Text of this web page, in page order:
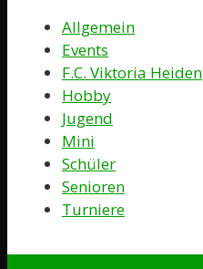
Allgemein
Events
F.C. Viktoria Heiden
Hobby
Jugend
Mini
Schüler
Senioren
Turniere